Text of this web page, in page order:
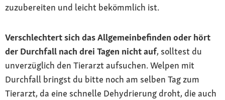
zuzubereiten und leicht bekömmlich ist.
Verschlechtert sich das Allgemeinbefinden oder hört
der Durchfall nach drei Tagen nicht auf, solltest du
unverzüglich den Tierarzt aufsuchen. Welpen mit
Durchfall bringst du bitte noch am selben Tag zum
Tierarzt, da eine schnelle Dehydrierung droht, die auch